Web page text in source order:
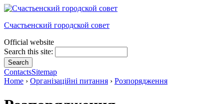
Счастьенский городской совет
Official website
Search this site:
ContactsSitemap
Home › Організаційні питання › Розпорядження